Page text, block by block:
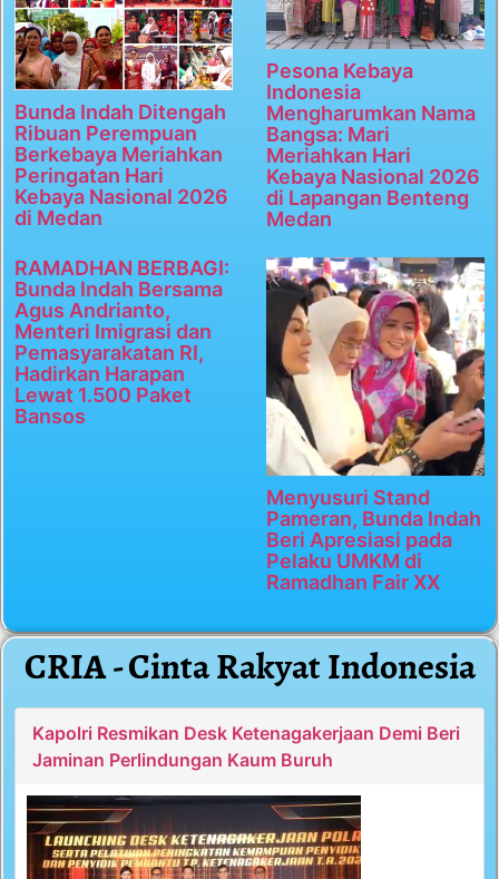
Bunda Indah Ditengah
Ribuan Perempuan
Berkebaya Meriahkan
Peringatan Hari
Kebaya Nasional 2026
di Medan
Pesona Kebaya
Indonesia
Mengharumkan Nama
Bangsa: Mari
Meriahkan Hari
Kebaya Nasional 2026
di Lapangan Benteng
Medan
RAMADHAN BERBAGI:
Bunda Indah Bersama
Agus Andrianto,
Menteri Imigrasi dan
Pemasyarakatan RI,
Hadirkan Harapan
Lewat 1.500 Paket
Bansos
Menyusuri Stand
Pameran, Bunda Indah
Beri Apresiasi pada
Pelaku UMKM di
Ramadhan Fair XX
CRIA - Cinta Rakyat Indonesia
Kapolri Resmikan Desk Ketenagakerjaan Demi Beri
Jaminan Perlindungan Kaum Buruh